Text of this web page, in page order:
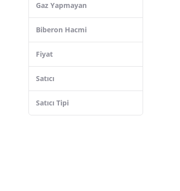
Gaz Yapmayan
Biberon Hacmi
Fiyat
Satıcı
Satıcı Tipi